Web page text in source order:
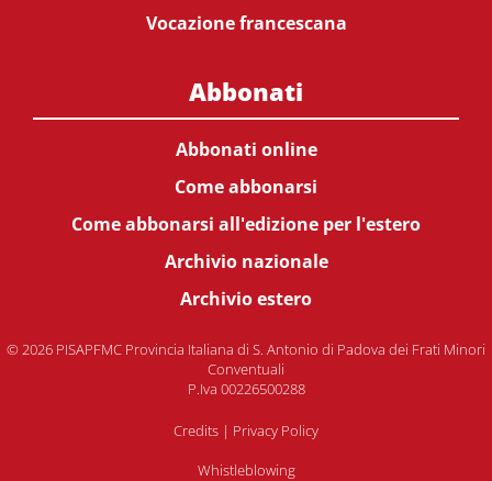
Vocazione francescana
Abbonati
Abbonati online
Come abbonarsi
Come abbonarsi all'edizione per l'estero
Archivio nazionale
Archivio estero
© 2026 PISAPFMC Provincia Italiana di S. Antonio di Padova dei Frati Minori
Conventuali
P.Iva 00226500288
Credits | Privacy Policy
Whistleblowing